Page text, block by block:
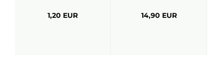
1,20 EUR
14,90 EUR